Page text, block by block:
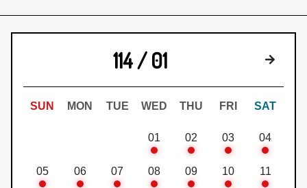
114 / 01 下個月
SUN MON TUE WED THU FRI SAT
01 02 03 04
05 06 07 08 09 10 11